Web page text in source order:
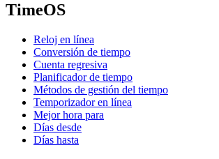
TimeOS
Reloj en línea
Conversión de tiempo
Cuenta regresiva
Planificador de tiempo
Métodos de gestión del tiempo
Temporizador en línea
Mejor hora para
Días desde
Días hasta